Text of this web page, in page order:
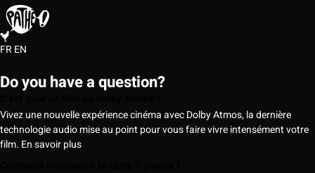
FREN
Do you have a question?
Vivez une nouvelle expérience cinéma avec Dolby Atmos, la dernière
technologie audio mise au point pour vous faire vivre intensément votre
film. En savoir plus